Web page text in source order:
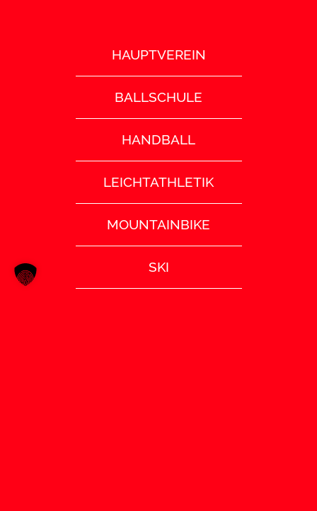
HAUPTVEREIN
BALLSCHULE
HANDBALL
LEICHTATHLETIK
MOUNTAINBIKE
SKI